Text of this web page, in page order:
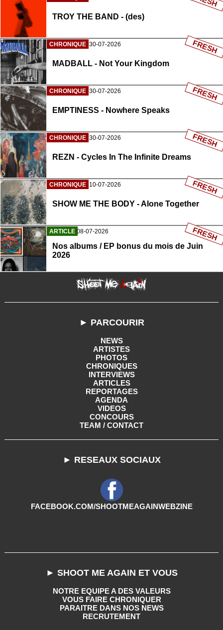
TROY THE BAND - (des)
CHRONIQUE 30-07-2026
MADBALL - Not Your Kingdom
FRESH
CHRONIQUE 30-07-2026
EMPTINESS - Nowhere Speaks
FRESH
CHRONIQUE 30-07-2026
REZN - Cycles In The Infinite Dreams
FRESH
CHRONIQUE 10-07-2026
SHOW ME THE BODY - Alone Together
FRESH
ARTICLE 08-07-2026
Nos albums / EP bonus du mois de Juin
2026
FRESH
► PARCOURIR
NEWS
ARTISTES
PHOTOS
CHRONIQUES
INTERVIEWS
ARTICLES
REPORTAGES
AGENDA
VIDEOS
CONCOURS
TEAM / CONTACT
► RESEAUX SOCIAUX
FACEBOOK.COM/SHOOTMEAGAINWEBZINE
► SHOOT ME AGAIN ET VOUS
NOTRE EQUIPE A DES VALEURS
VOUS FAIRE CHRONIQUER
PARAITRE DANS NOS NEWS
RECRUTEMENT